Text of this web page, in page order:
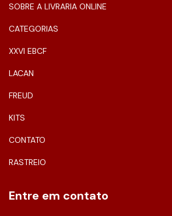
SOBRE A LIVRARIA ONLINE
CATEGORIAS
XXVI EBCF
LACAN
FREUD
KITS
CONTATO
RASTREIO
Entre em contato